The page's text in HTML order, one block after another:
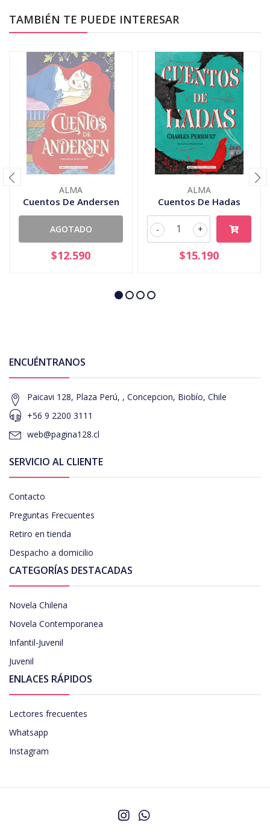
TAMBIÉN TE PUEDE INTERESAR
ALMA
Cuentos De Andersen
AGOTADO
$12.590
ALMA
Cuentos De Hadas
+
-
$15.190
ENCUÉNTRANOS
Paicavi 128, Plaza Perú, , Concepcion, Biobío, Chile
+56 9 2200 3111
web@pagina128.cl
SERVICIO AL CLIENTE
Contacto
Preguntas Frecuentes
Retiro en tienda
Despacho a domicilio
CATEGORÍAS DESTACADAS
Novela Chilena
Novela Contemporanea
Infantil-Juvenil
Juvenil
ENLACES RÁPIDOS
Lectores frecuentes
Whatsapp
Instagram